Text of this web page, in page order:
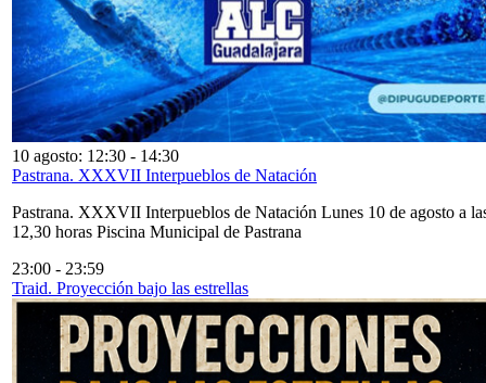
10 agosto: 12:30 - 14:30
Pastrana. XXXVII Interpueblos de Natación
Pastrana. XXXVII Interpueblos de Natación Lunes 10 de agosto a
12,30 horas Piscina Municipal de Pastrana
23:00 - 23:59
Traid. Proyección bajo las estrellas